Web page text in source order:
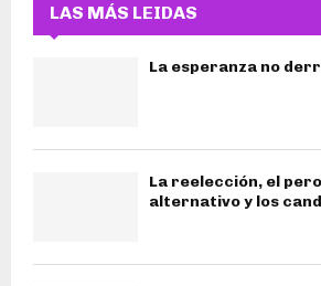
LAS MÁS LEIDAS
La esperanza no
La reelección, el
alternativo y los